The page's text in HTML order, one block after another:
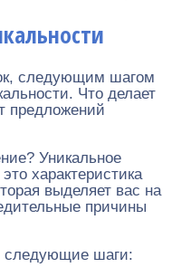
следующим шагом
Что делает
предложений
Уникальное
характеристика
выделяет вас на
причины
следующие шаги: